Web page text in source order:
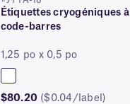
Étiquettes cryogéniques à
code-barres
1,25 po x 0,5 po
$80.20 ($0.04/label)